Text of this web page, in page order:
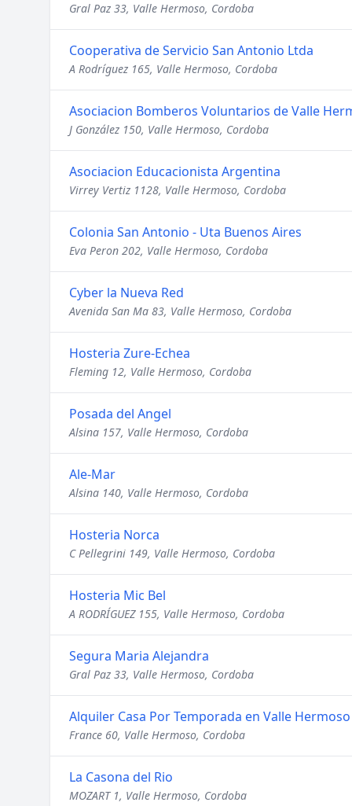
Gral Paz 33, Valle Hermoso, Cordoba
Cooperativa de Servicio San Antonio Ltda
A Rodríguez 165, Valle Hermoso, Cordoba
Asociacion Bomberos Voluntarios de Valle
J González 150, Valle Hermoso, Cordoba
Asociacion Educacionista Argentina
Virrey Vertiz 1128, Valle Hermoso, Cordoba
Colonia San Antonio - Uta Buenos Aires
Eva Peron 202, Valle Hermoso, Cordoba
Cyber la Nueva Red
Avenida San Ma 83, Valle Hermoso, Cordoba
Hosteria Zure-Echea
Fleming 12, Valle Hermoso, Cordoba
Posada del Angel
Alsina 157, Valle Hermoso, Cordoba
Ale-Mar
Alsina 140, Valle Hermoso, Cordoba
Hosteria Norca
C Pellegrini 149, Valle Hermoso, Cordoba
Hosteria Mic Bel
A RODRÍGUEZ 155, Valle Hermoso, Cordoba
Segura Maria Alejandra
Gral Paz 33, Valle Hermoso, Cordoba
Alquiler Casa Por Temporada en Valle Hermoso
France 60, Valle Hermoso, Cordoba
La Casona del Rio
MOZART 1, Valle Hermoso, Cordoba